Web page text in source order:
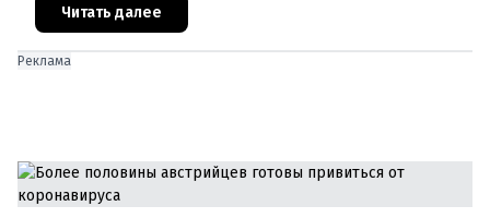
ранге Спортсмена года. На выбо
Читать далее
Реклама